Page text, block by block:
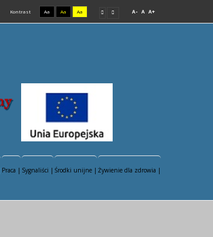
Kontrast Aa Aa Aa A- A A+
Praca | Sygnaliści | Środki unijne | Żywienie dla zdrowia |